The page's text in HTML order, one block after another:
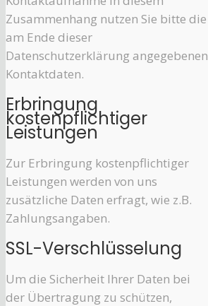
Zusammenhang nutzen Sie bitte die
am Ende dieser
Datenschutzerklärung angegebenen
Kontaktdaten.
Erbringung
kostenpflichtiger
Leistungen
Zur Erbringung kostenpflichtiger
Leistungen werden von uns
zusätzliche Daten erfragt, wie z.B.
Zahlungsangaben.
SSL-Verschlüsselung
Um die Sicherheit Ihrer Daten bei
der Übertragung zu schützen,